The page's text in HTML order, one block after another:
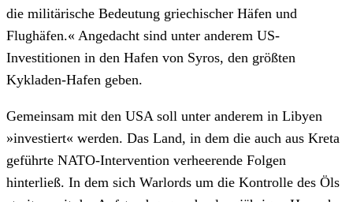
die militärische Bedeutung griechischer Häfen und
Flughäfen.« Angedacht sind unter anderem US-
Investitionen in den Hafen von Syros, den größten
Kykladen-Hafen geben.
Gemeinsam mit den USA soll unter anderem in Libyen
»investiert« werden. Das Land, in dem die auch aus Kreta
geführte NATO-Intervention verheerende Folgen
hinterließ. In dem sich Warlords um die Kontrolle des Öls